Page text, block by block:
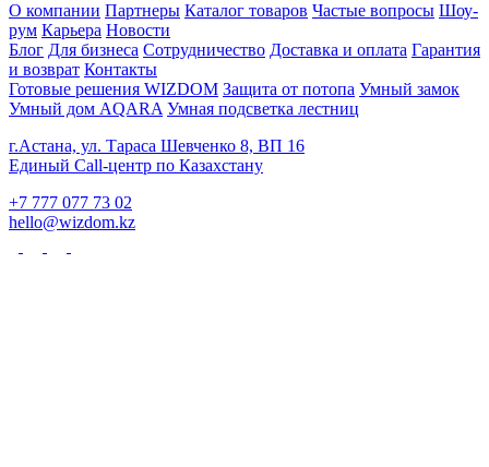
О компании Партнеры Каталог товаров Частые вопросы Шоу-
рум Карьера Новости
Блог Для бизнеса Сотрудничество Доставка и оплата Гарантия
и возврат Контакты
Готовые решения WIZDOM Защита от потопа Умный замок
Умный дом AQARA Умная подсветка лестниц
г.Астана, ул. Тараса Шевченко 8, ВП 16
Единый Call-центр по Казахстану
+7 777 077 73 02
hello@wizdom.kz